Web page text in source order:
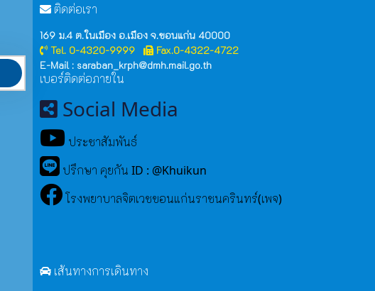
ติดต่อเรา
169 ม.4 ต.ในเมือง อ.เมือง จ.ขอนแก่น 40000
Tel. 0-4320-9999
Fax.0-4322-4722
E-Mail : saraban_krph@dmh.mail.go.th
เบอร์ติดต่อภายใน
Social Media
ประชาสัมพันธ์
ปรึกษา คุยกัน ID : @Khuikun
โรงพยาบาลจิตเวชขอนแก่นราชนครินทร์(เพจ)
เส้นทางการเดินทาง